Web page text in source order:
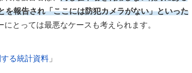
報告され「ここには防犯カメラがない」といった
とっては最悪なケースも考えられます。
る統計資料 」